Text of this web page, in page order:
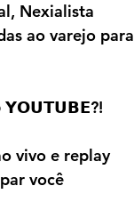
Nexialista
ao varejo para
𝗬𝗢𝗨𝗧𝗨𝗕𝗘?!
vivo e replay
você